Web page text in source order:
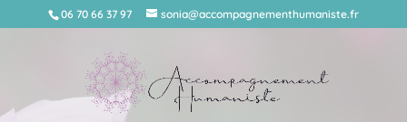
06 70 66 37 97 sonia@accompagnementhumaniste.fr